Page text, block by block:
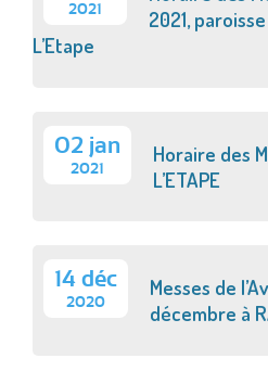
2021
2021,
L’Etape
02 jan
2021
Horaire des
L’ETAPE
14 déc
2020
Messes de
décembre à